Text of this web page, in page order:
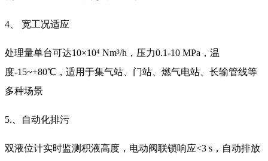
4、 宽工况适应
处理量单台可达10×10⁴ Nm³/h，压力0.1-10 MPa，温
度-15~+80℃，适用于集气站、门站、燃气电站、长输管线等
多种场景
5.、自动化排污
双液位计实时监测积液高度，电动阀联锁响应<3 s，自动排放